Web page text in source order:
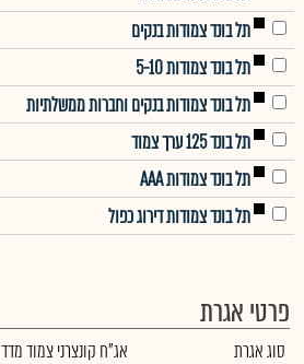
תל בונד צמודות בנקים
תל בונד צמודות 5-10
תל בונד צמודות בנקים וחברות ממשלתיות
תל בונד 125 ערך צמוד
תל בונד צמודות AAA
תל בונד צמודות דירוג כפול
פרטי אגרת
סוג אגרת
אג"ח קונצרני צמוד מדד